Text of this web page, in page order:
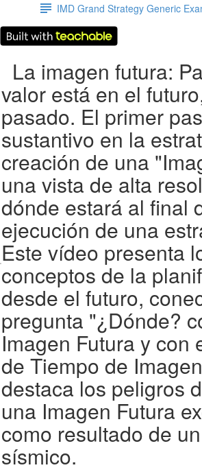
IMD Grand Strategy Generic
La imagen futura:
valor está en el
pasado. El primer
sustantivo en la
creación de una
una vista de alta
dónde estará al final
ejecución de una
Este vídeo presenta
conceptos de la
desde el futuro,
pregunta "¿Dónde?
Imagen Futura y con
de Tiempo de
destaca los peligros
una Imagen Futura
como resultado de
sísmico.